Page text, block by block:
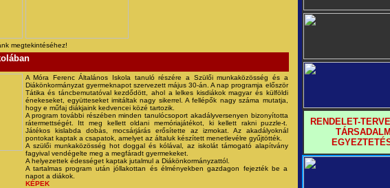
megtekintéséhez!
A Móra Ferenc Általános Iskola tanuló részére a Szülői munkaközösség és a
Diákönkormányzat gyermeknapot szervezett május 30-án. A nap programja először
Tátika és táncbemutatóval kezdődött, ahol a lelkes kisdiákok magyar és külföldi
énekeseket, együtteseket imitáltak nagy sikerrel. A fellépők nagy száma mutatja,
hogy e műfaj diákjaink kedvencei közé tartozik.
A program további részében minden tanulócsoport akadályversenyen bizonyította
rátermettségét. Itt meg kellett oldani memóriajátékot, ki kellett rakni puzzle-t.
Játékos kislabda dobás, mocsárjárás erősítette az izmokat. Az akadályoknál
pontokat kaptak a csapatok, amelyet az általuk készített menetlevélre gyűjtötték.
A szülői munkaközösség hot doggal és kólával, az iskolát támogató alapítvány
fagyival vendégelte meg a megfáradt gyermekeket.
A helyezettek édességet kaptak jutalmul a Diákönkormányzattól.
A tartalmas program után jóllakottan és élményekben gazdagon fejezték be a
napot a diákok.
KÉPEK
RENDELET-
TÁRSADALMI